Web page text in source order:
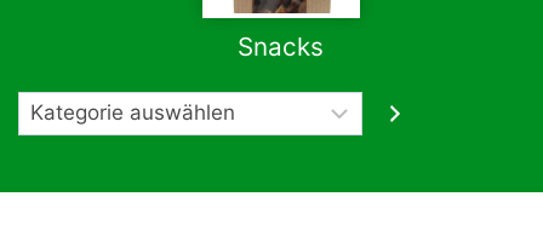
Snacks
Kategorie
auswählen